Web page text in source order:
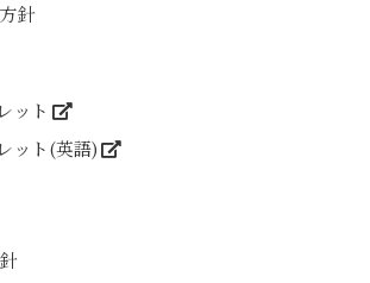
針
ット
ット(英語)